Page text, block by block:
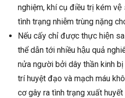
nghiệm, khí cụ điều trị kém
tình trạng nhiễm trùng nặng
Nếu cấy chỉ được thực hiện
thể dẫn tới nhiều hậu quả
nửa người bởi dây thần kinh
trí huyệt đạo và mạch máu
cơ gây ra tình trạng xuất